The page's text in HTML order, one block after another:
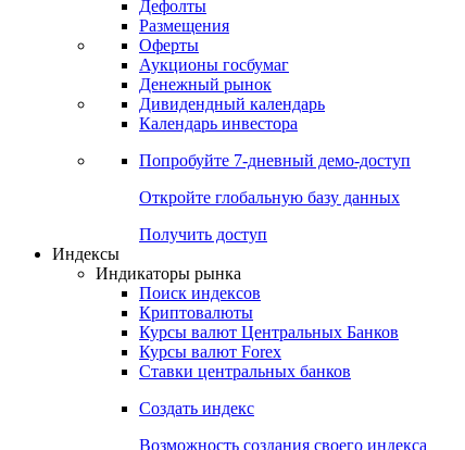
Получить доступ
Календарь
Календарь событий
Дефолты
Размещения
Оферты
Аукционы госбумаг
Денежный рынок
Дивидендный календарь
Календарь инвестора
Попробуйте7-дневный
Получить доступ
Индикаторы рынка
Поиск индексов
Криптовалюты
Курсы валют Центральных Банков
Курсы валют Forex
Ставки центральных банков